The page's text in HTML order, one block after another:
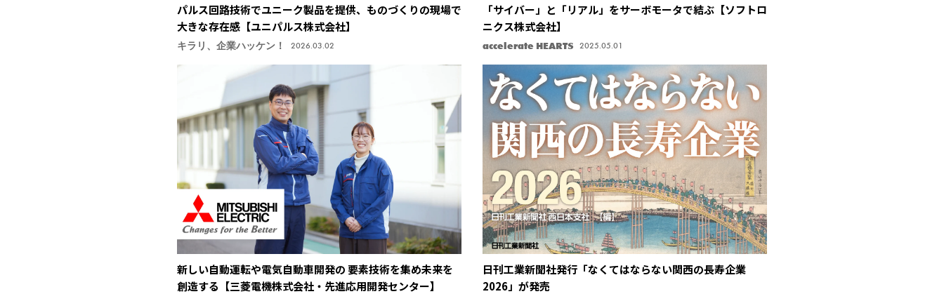
パルス回路技術でユニーク製品を提供、ものづくりの現場で
大きな存在感【ユニパルス株式会社】
キラリ、企業ハッケン！ 2026.03.02
「サイバー」と「リアル」をサーボモータで結ぶ【ソフトロ
ニクス株式会社】
accelerate HEARTS 2025.05.01
新しい自動運転や電気自動車開発の 要素技術を集め未来を
創造する【三菱電機株式会社・先進応用開発センター】
日刊工業新聞社発行「なくてはならない関西の長寿企業
2026」が発売